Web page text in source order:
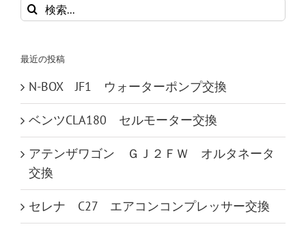
検
索
最近の投稿
N-BOX JF1 ウォーターポンプ交換
ベンツCLA180 セルモーター交換
アテンザワゴン ＧＪ２ＦＷ オルタネータ
交換
セレナ C27 エアコンコンプレッサー交換